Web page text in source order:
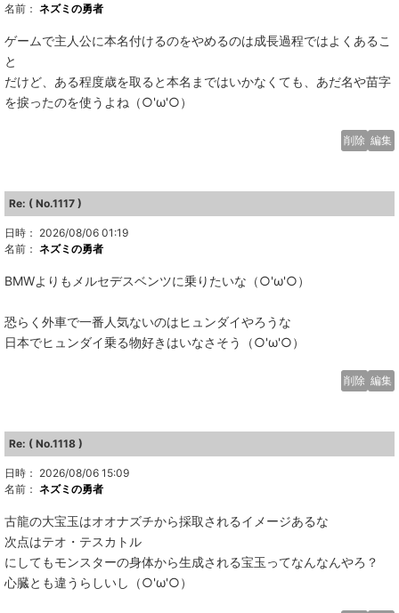
名前： ネズミの勇者
ゲームで主人公に本名付けるのをやめるのは成長過程ではよくあるこ
と
だけど、ある程度歳を取ると本名まではいかなくても、あだ名や苗字
を捩ったのを使うよね（○'ω'○）
編集
削除
Re: ( No.1117 )
日時： 2026/08/06 01:19
名前： ネズミの勇者
BMWよりもメルセデスベンツに乗りたいな（○'ω'○）
恐らく外車で一番人気ないのはヒュンダイやろうな
日本でヒュンダイ乗る物好きはいなさそう（○'ω'○）
編集
削除
Re: ( No.1118 )
日時： 2026/08/06 15:09
名前： ネズミの勇者
古龍の大宝玉はオオナズチから採取されるイメージあるな
次点はテオ・テスカトル
にしてもモンスターの身体から生成される宝玉ってなんなんやろ？
心臓とも違うらしいし（○'ω'○）